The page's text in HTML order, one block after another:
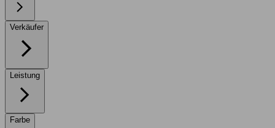
Verkäufer
Leistung
Farbe